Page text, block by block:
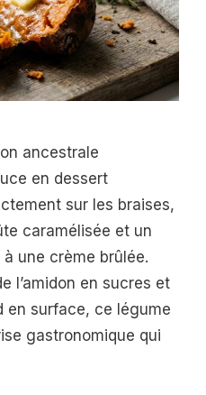
ancestrale
en dessert
sur les braises,
caramélisée et un
une crème brûlée.
l’amidon en sucres et
en surface, ce légume
gastronomique qui